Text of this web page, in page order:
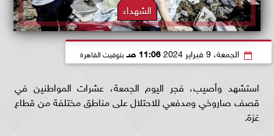
الشهداء
الجمعة، 9 فبراير 2024 11:06 صـ بتوقيت القاهرة
استشهد وأصيب، فجر اليوم الجمعة، عشرات المواطنين في
قصف صاروخي ومدفعي للاحتلال على مناطق مختلفة من قطاع
غزة.